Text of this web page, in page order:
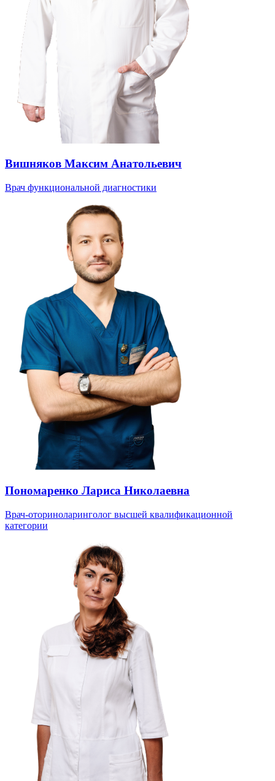
Вишняков Максим Анатольевич
Врач функциональной диагностики
Пономаренко Лариса Николаевна
Врач-оториноларинголог высшей квалификационной
категории